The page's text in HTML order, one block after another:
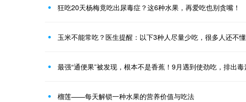
狂吃20天杨梅竟吃出尿毒症？这6种水果，再爱吃也别贪嘴！
最强“通便果”被发现，根本不是香蕉！9月遇到使劲吃，排出
榴莲——每天解锁一种水果的营养价值与吃法